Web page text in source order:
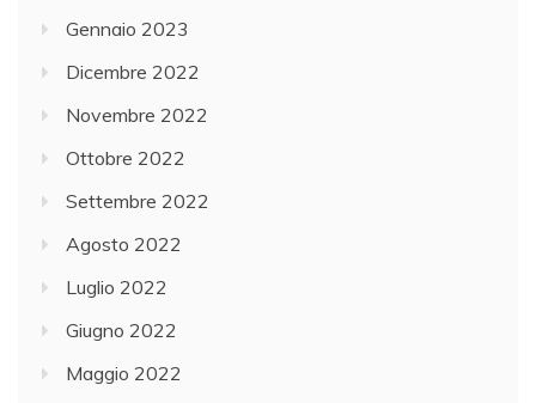
Gennaio 2023
Dicembre 2022
Novembre 2022
Ottobre 2022
Settembre 2022
Agosto 2022
Luglio 2022
Giugno 2022
Maggio 2022